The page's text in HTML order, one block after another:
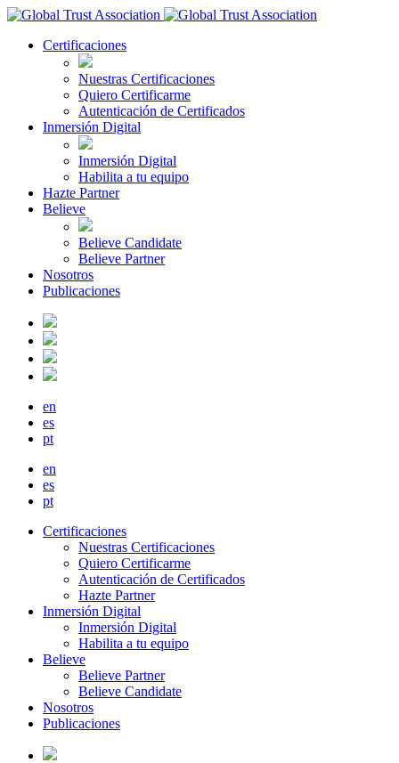
Certificaciones
Nuestras Certificaciones
Quiero Certificarme
Autenticación de Certificados
Inmersión Digital
Inmersión Digital
Habilita a tu equipo
Hazte Partner
Believe
Believe Candidate
Believe Partner
Nosotros
Publicaciones
en
es
pt
en
es
pt
Certificaciones
Nuestras Certificaciones
Quiero Certificarme
Autenticación de Certificados
Hazte Partner
Inmersión Digital
Inmersión Digital
Habilita a tu equipo
Believe
Believe Partner
Believe Candidate
Nosotros
Publicaciones